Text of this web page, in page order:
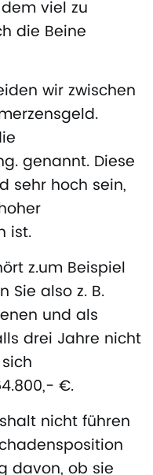
viel zu
die Beine
wir zwischen
genannt. Diese
sehr hoch sein,
ist.
z.um Beispiel
Sie also z. B.
und als
drei Jahre nicht
€.
nicht führen
davon, ob sie